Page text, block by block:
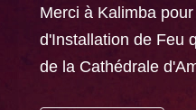
Merci à Kalimba
d'Installation de Feu
de la Cathédrale